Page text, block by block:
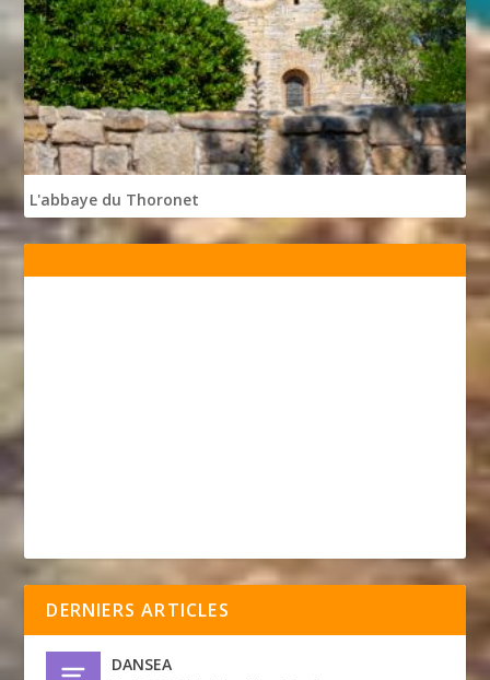
L'abbaye du Thoronet
DERNIERS ARTICLES
DANSEA